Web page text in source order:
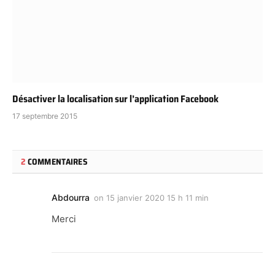
Désactiver la localisation sur l’application Facebook
17 septembre 2015
2COMMENTAIRES
Abdourra on 15 janvier 2020 15 h 11 min
Merci